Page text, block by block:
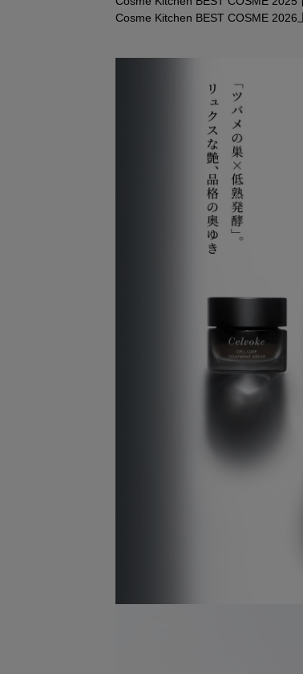
Cosme Kitchen BEST COSME 2026